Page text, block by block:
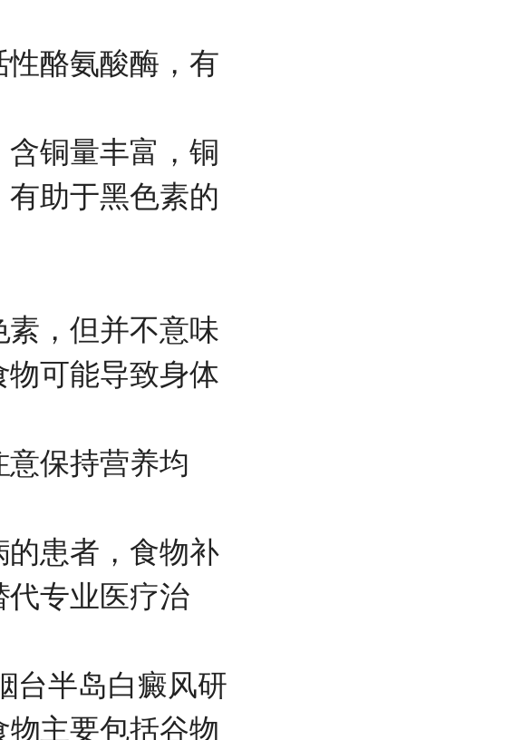
酪氨酸酶，有
铜量丰富，铜
助于黑色素的
，但并不意味
可能导致身体
保持营养均
患者，食物补
代专业医疗治
台半岛白癜风研
主要包括谷物